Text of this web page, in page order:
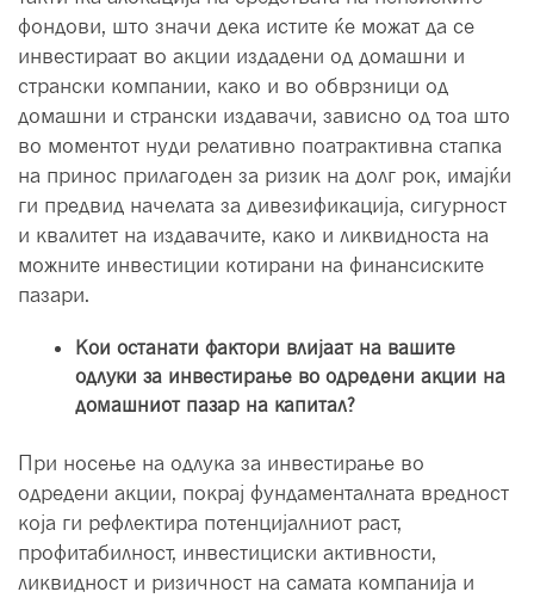
фондови, што значи дека истите ќе можат да се
инвестираат во акции издадени од домашни и
странски компании, како и во обврзници од
домашни и странски издавачи, зависно од тоа што
во моментот нуди релативно поатрактивна стапка
на принос прилагоден за ризик на долг рок, имајќи
ги предвид начелата за дивезификација, сигурност
и квалитет на издавачите, како и ликвидноста на
можните инвестиции котирани на финансиските
пазари.
Кои останати фактори влијаат на вашите
одлуки за инвестирање во одредени акции на
домашниот пазар на капитал?
При носење на одлука за инвестирање во
одредени акции, покрај фундаменталната вредност
која ги рефлектира потенцијалниот раст,
профитабилност, инвестициски активности,
ликвидност и ризичност на самата компанија и